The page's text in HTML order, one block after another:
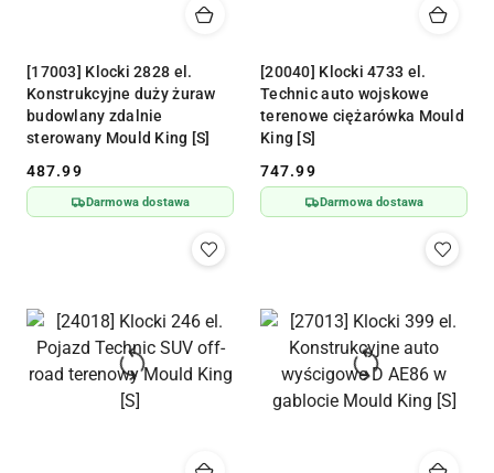
[17003] Klocki 2828 el.
Konstrukcyjne duży żuraw
budowlany zdalnie
sterowany Mould King [S]
Cena:
487.99
Darmowa dostawa
[20040] Klocki 4733 el.
Technic auto wojskowe
terenowe ciężarówka Mould
King [S]
Cena:
747.99
Darmowa dostawa